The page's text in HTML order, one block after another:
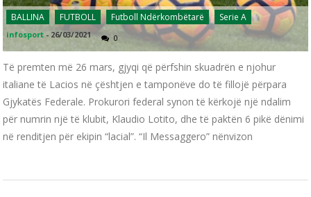
BALLINA FUTBOLL Futboll Ndërkombëtarë Serie A
infosport - 26/03/2021 0
Të premten më 26 mars, gjyqi që përfshin skuadrën e njohur
italiane të Lacios në çështjen e tamponëve do të fillojë përpara
Gjykatës Federale. Prokurori federal synon të kërkojë një ndalim
për numrin një të klubit, Klaudio Lotito, dhe të paktën 6 pikë dënimi
në renditjen për ekipin “lacial”. “Il Messaggero” nënvizon